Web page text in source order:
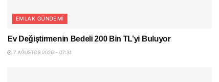
EMLAK GÜNDEMI
Ev Değiştirmenin Bedeli 200 Bin TL’yi Buluyor
7 AĞUSTOS 2026 - 07:31